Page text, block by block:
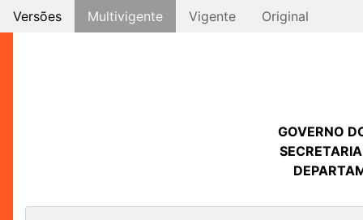
Versões Multivigente Vigente Original
GOVERNO